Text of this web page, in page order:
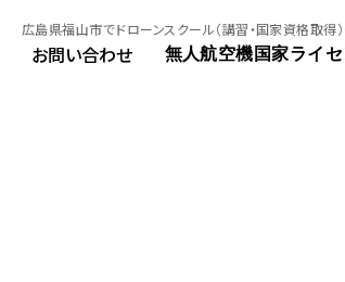
広島県福山市でドローンスクール（講習・国家資格取得
お問い合わせ 無人航空機国家ライ